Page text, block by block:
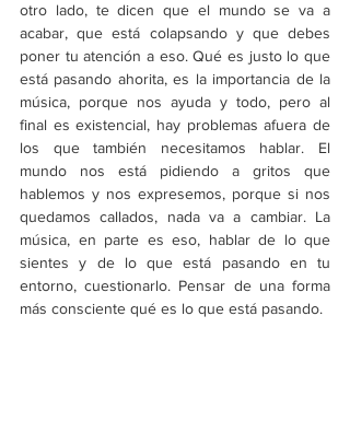
otro lado, te dicen que el mundo se va a
acabar, que está colapsando y que debes
poner tu atención a eso. Qué es justo lo que
está pasando ahorita, es la importancia de la
música, porque nos ayuda y todo, pero al
final es existencial, hay problemas afuera de
los que también necesitamos hablar. El
mundo nos está pidiendo a gritos que
hablemos y nos expresemos, porque si nos
quedamos callados, nada va a cambiar. La
música, en parte es eso, hablar de lo que
sientes y de lo que está pasando en tu
entorno, cuestionarlo. Pensar de una forma
más consciente qué es lo que está pasando.